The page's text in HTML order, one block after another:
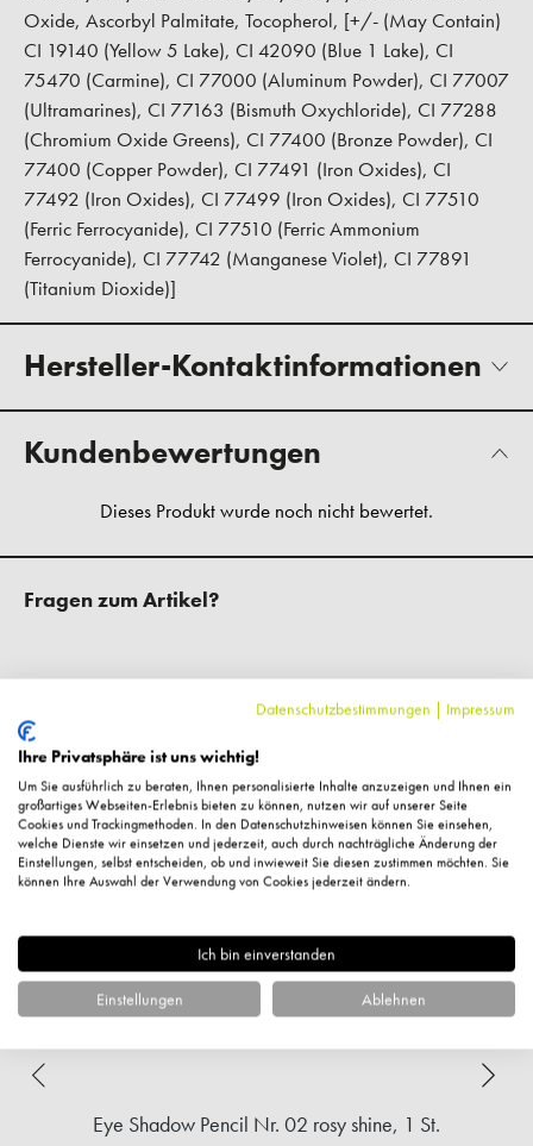
Oxide, Ascorbyl Palmitate, Tocopherol, [+/- (May Contain)
CI 19140 (Yellow 5 Lake), CI 42090 (Blue 1 Lake), CI
75470 (Carmine), CI 77000 (Aluminum Powder), CI 77007
(Ultramarines), CI 77163 (Bismuth Oxychloride), CI 77288
(Chromium Oxide Greens), CI 77400 (Bronze Powder), CI
77400 (Copper Powder), CI 77491 (Iron Oxides), CI
77492 (Iron Oxides), CI 77499 (Iron Oxides), CI 77510
(Ferric Ferrocyanide), CI 77510 (Ferric Ammonium
Ferrocyanide), CI 77742 (Manganese Violet), CI 77891
(Titanium Dioxide)]
Hersteller-Kontaktinformationen
Kundenbewertungen
Fragen zum Artikel?
Ähnliche Artikel
Eye Shadow Pencil Nr. 02 rosy shine, 1 St.
Datenschutzbestimmungen | Impressum
Ihre Privatsphäre ist uns wichtig!
Um Sie ausführlich zu beraten, Ihnen personalisierte Inhalte anzuzeigen und Ihnen ein
großartiges Webseiten-Erlebnis bieten zu können, nutzen wir auf unserer Seite
Cookies und Trackingmethoden. In den Datenschutzhinweisen können Sie einsehen,
welche Dienste wir einsetzen und jederzeit, auch durch nachträgliche Änderung der
Einstellungen, selbst entscheiden, ob und inwieweit Sie diesen zustimmen möchten. Sie
können Ihre Auswahl der Verwendung von Cookies jederzeit ändern.
Ich bin einverstanden
Einstellungen Ablehnen